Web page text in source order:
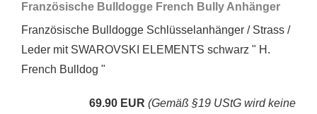
Französische Bulldogge French Bully Anhänger
Französische Bulldogge Schlüsselanhänger / Strass /
Leder mit SWAROVSKI ELEMENTS schwarz " H.
French Bulldog "
69.90 EUR (Gemäß §19 UStG wird keine